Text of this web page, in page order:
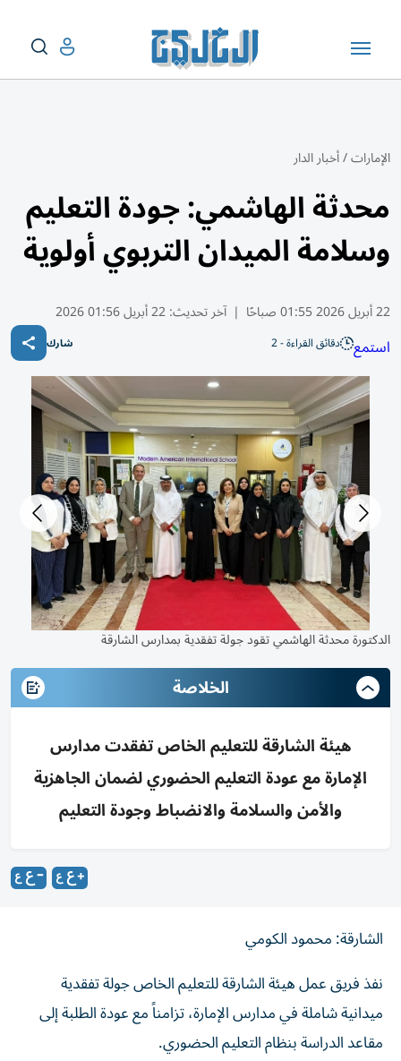
الإمارات/أخبار الدار
محدثة الهاشمي: جودة التعليم
وسلامة الميدان التربوي أولوية
22 أبريل 2026 01:55 صباحًا | آخر تحديث:22 أبريل 01:56 2026
استمع دقائق القراءة - 2 شارك
الدكتورة محدثة الهاشمي تقود جولة تفقدية بمدارس الشارقة
الدكتورة محدثة الهاشمي تقود جولة تفقدية بمدارس الشارقة
الخلاصة
هيئة الشارقة للتعليم الخاص تفقدت مدارس
الإمارة مع عودة التعليم الحضوري لضمان الجاهزية
والأمن والسلامة والانضباط وجودة التعليم
الشارقة: محمود الكومي
نفذ فريق عمل هيئة الشارقة للتعليم الخاص جولة تفقدية
ميدانية شاملة في مدارس الإمارة، تزامناً مع عودة الطلبة إلى
مقاعد الدراسة بنظام التعليم الحضوري.